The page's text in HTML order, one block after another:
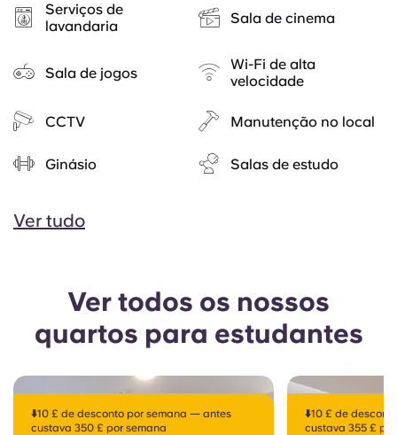
Serviços de
lavandaria
Sala de cinema
Sala de jogos
Wi-Fi de alta
velocidade
CCTV Manutenção no local
Ginásio Salas de estudo
Ver tudo
Ver todos os nossos
quartos para estudantes
⬇️10 £ de desconto por semana — antes
custava 350 £ por semana
⬇️10 £ de
custava 355 £